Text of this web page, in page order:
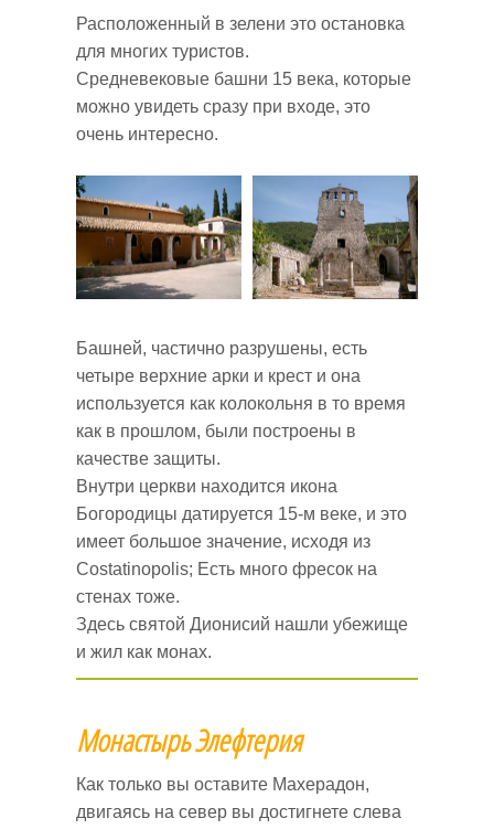
Расположенный в зелени это остановка
для многих туристов.
Средневековые башни 15 века, которые
можно увидеть сразу при входе, это
очень интересно.
Башней, частично разрушены, есть
четыре верхние арки и крест и она
используется как колокольня в то время
как в прошлом, были построены в
качестве защиты.
Внутри церкви находится икона
Богородицы датируется 15-м веке, и это
имеет большое значение, исходя из
Costatinopolis; Есть много фресок на
стенах тоже.
Здесь святой Дионисий нашли убежище
и жил как монах.
Монастырь Элефтерия
Как только вы оставите Maxеpaдон,
двигаясь на север вы достигнете слева